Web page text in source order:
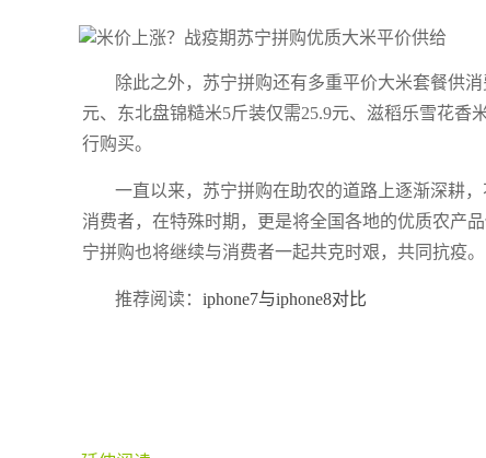
除此之外，苏宁拼购还有多重平价大米套餐供
元、东北盘锦糙米5斤装仅需25.9元、滋稻乐雪花香
行购买。
一直以来，苏宁拼购在助农的道路上逐渐深耕
消费者，在特殊时期，更是将全国各地的优质农产
宁拼购也将继续与消费者一起共克时艰，共同抗疫。
推荐阅读： iphone7与iphone8对比